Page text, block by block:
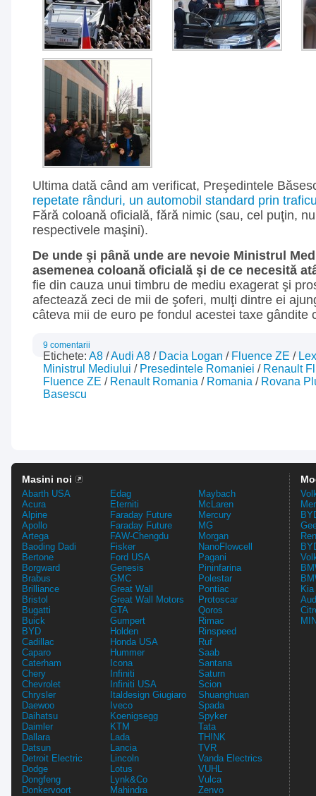
Ultima dată când am verificat, Preşedintele
repetate rânduri, un automobil standard prin
Fără coloană oficială, fără nimic (sau, cel puţin,
respectivele maşini).
De unde şi până unde are nevoie Ministrul
asemenea coloană oficială şi de ce necesită
fie din cauza unui timbru de mediu exagerat şi
afectează zeci de mii de şoferi, mulţi dintre ei
câteva mii de euro pe fondul acestei taxe gândite
9 comentarii
Etichete: A8 /Audi A8 / Dacia Logan / Fluence ZE /
Ministrul Mediului / Presedintele Romaniei / Renault
Fluence ZE / Renault Romania / Romania / Rovana
Basescu
Masini noi
Abarth USA
Acura
Alpine
Apollo
Artega
Baoding Dadi
Bertone
Borgward
Brabus
Brilliance
Bristol
Bugatti
Buick
BYD
Cadillac
Caparo
Caterham
Chery
Chevrolet
Chrysler
Daewoo
Daihatsu
Daimler
Dallara
Datsun
Detroit Electric
Dodge
Dongfeng
Donkervoort
Edag
Eterniti
Faraday Future
Faraday Future
FAW-Chengdu
Fisker
Ford USA
Genesis
GMC
Great Wall
Great Wall Motors
GTA
Gumpert
Holden
Honda USA
Hummer
Icona
Infiniti
Infiniti USA
Italdesign Giugiaro
Iveco
Koenigsegg
KTM
Lada
Lancia
Lincoln
Lotus
Lynk&Co
Mahindra
Maybach
McLaren
Mercury
MG
Morgan
NanoFlowcell
Pagani
Pininfarina
Polestar
Pontiac
Protoscar
Qoros
Rimac
Rinspeed
Ruf
Saab
Santana
Saturn
Scion
Shuanghuan
Spada
Spyker
Tata
TH!NK
TVR
Vanda Electrics
VUHL
Vulca
Zenvo